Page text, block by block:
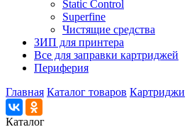
Static Control
Superfine
Чистящие средства
ЗИП для принтера
Все для заправки картриджей
Периферия
Главная Каталог товаров Картриджи
Каталог